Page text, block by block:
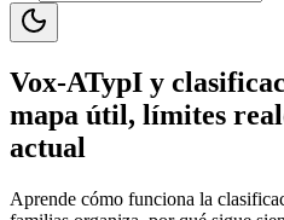
Vox-ATypI y
mapa útil, límites
actual
Aprende cómo funciona la